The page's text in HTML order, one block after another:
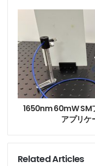
高出力半導体レーザー
ー技術をベースにし
レーザーは、最適化さ
により、低損失で高均
1650nm 60mW SM
アプリケ
Related Articles